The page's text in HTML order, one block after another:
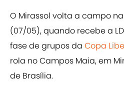
O Mirassol volta a campo
(07/05), quando recebe a
fase de grupos da Copa
rola no Campos Maia, em
de Brasília.